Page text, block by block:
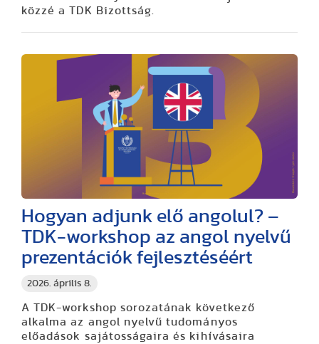
közzé a TDK Bizottság.
2026. április 8.
Hogyan adjunk elő angolul? –
TDK-workshop az angol nyelvű
prezentációk fejlesztéséért
A TDK-workshop sorozatának következő
alkalma az angol nyelvű tudományos
előadások sajátosságaira és kihívásaira